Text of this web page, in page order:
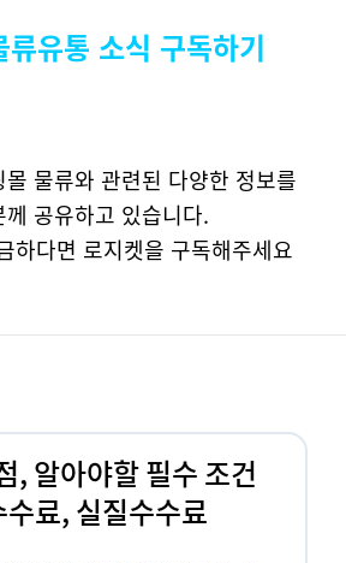
류유통 소식 구독하기
물류와 관련된 다양한 정보를
께 공유하고 있습니다.
하다면 로지켓을 구독해주세요
, 알아야할 필수 조건
료, 실질수수료